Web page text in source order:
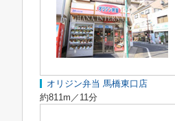
オリジン弁当 馬橋東口店
約811m／11分